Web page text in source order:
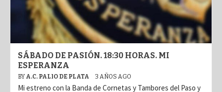
SÁBADO DE PASIÓN. 18:30 HORAS. MI
ESPERANZA
BY A.C. PALIO DE PLATA 3 AÑOS AGO
Mi estreno con la Banda de Cornetas y Tambores del Paso y